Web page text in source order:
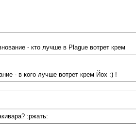
- кто лучше в Plague вотрет крем
- в кого лучше вотрет крем Йох :) !
:ржать: